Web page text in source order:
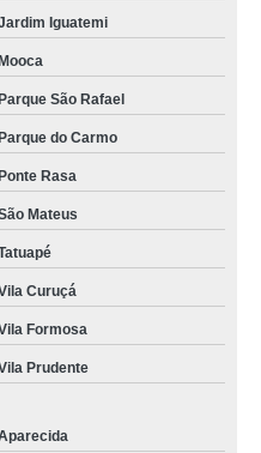
Iguatemi
Mooca
Parque São Rafael
Parque do Carmo
Ponte Rasa
Mateus
Curuçá
Formosa
Prudente